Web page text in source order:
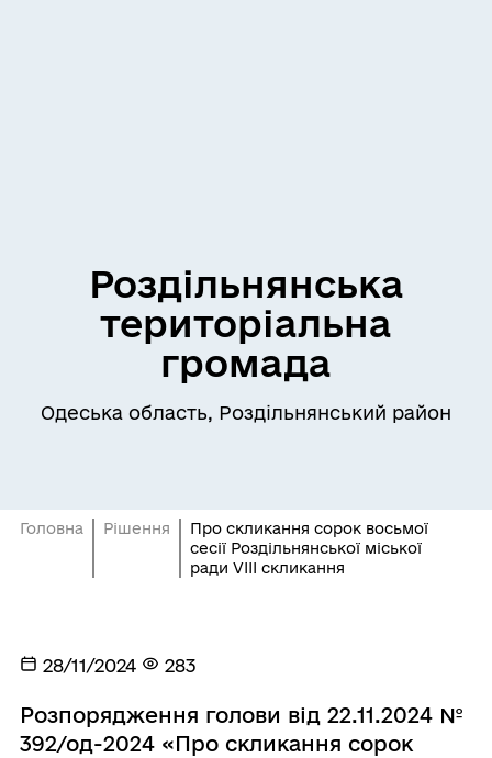
Роздільнянська
територіальна
громада
Одеська область, Роздільнянський район
Головна Рішення
Про скликання сорок восьмої
сесії Роздільнянської міської
ради VIІІ скликання
28/11/2024 283
Розпорядження голови від 22.11.2024 №
392/од-2024 «Про скликання сорок